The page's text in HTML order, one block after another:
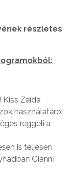
részletes
Kiss Zaida
használatáról
reggeli a
is teljesen
Gianni